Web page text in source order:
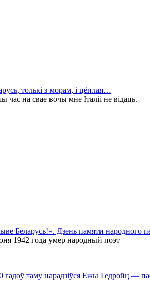
толькі з морам, і цёплая…
час на свае вочы мне Італіі не відаць.
Беларусь!». Дзень памяти народного
1942 года умер народный поэт
гадоў таму нарадзіўся Ежы Гедройц —